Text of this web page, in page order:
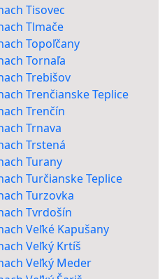
Tisovec
Tlmače
Topoľčany
Tornaľa
Trebišov
Trenčianske Teplice
Trenčín
Trnava
Trstená
Turany
Turčianske Teplice
Turzovka
Tvrdošín
Veľké Kapušany
Veľký Krtíš
Veľký Meder